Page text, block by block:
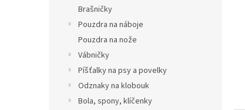
Brašničky
Pouzdra na náboje
Pouzdra na nože
Vábničky
Píšťalky na psy a povelky
Odznaky na klobouk
Bola, spony, klíčenky